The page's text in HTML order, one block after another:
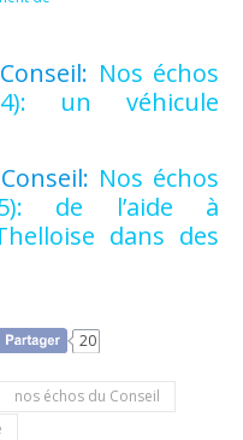
Nos échos
un véhicule
Nos échos
de l’aide à
dans des
20
nos échos du Conseil